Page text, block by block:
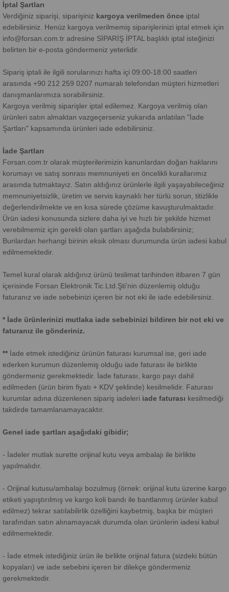
İptal Şartları
Verdiğiniz siparişi, siparişiniz kargoya verilmeden önce iptal
edebilirsiniz. Henüz kargoya verilmemiş siparişlerinizi iptal etmek için
info@forsan.com.tr adresine SİPARİŞ İPTAL başlıklı iptal isteğinizi
belirten bir e-posta göndermeniz yeterlidir.
Sipariş iptali ile ilgili sorularınızı hafta içi 09:00-18:00 saatleri
arasında +90 212 259 0207 numaralı telefondan müşteri hizmetleri
danışmanlarımıza sorabilirsiniz.
Kargoya verilmiş siparişler iptal edilemez. Kargoya verilmiş olan
ürünleri satın almaktan vazgeçerseniz yukarıda anlatılan "İade
Şartları" kapsamında ürünleri iade edebilirsiniz.
İade Şartları
Forsan.com.tr olarak müşterilerimizin kanunlardan doğan haklarını
korumayı ve satış sonrası memnuniyeti en öncelikli kurallarımız
arasında tutmaktayız. Satın aldığınız ürünlerle ilgili yaşayabileceğiniz
memnuniyetsizlik, üretim ve servis kaynaklı her türlü sorun, titizlikle
değerlendirilmekte ve en kısa sürede çözüme kavuşturulmaktadır.
Ürün iadesi konusunda sizlere daha iyi ve hızlı bir şekilde hizmet
verebilmemiz için gerekli olan şartları aşağıda bulabilirsiniz;
Bunlardan herhangi birinin eksik olması durumunda ürün iadesi kabul
edilmemektedir.
Temel kural olarak aldığınız ürünü teslimat tarihinden itibaren 7 gün
içerisinde Forsan Elektronik Tic.Ltd.Şti'nin düzenlemiş olduğu
faturanız ve iade sebebinizi içeren bir not eki ile iade edebilirsiniz.
* İade ürünlerinizi mutlaka iade sebebinizi bildiren bir not eki ve
faturanız ile gönderiniz.
** İade etmek istediğiniz ürünün faturası kurumsal ise, geri iade
ederken kurumun düzenlemiş olduğu iade faturası ile birlikte
göndermeniz gerekmektedir. İade faturası, kargo payı dahil
edilmeden (ürün birim fiyatı + KDV şeklinde) kesilmelidir. Faturası
kurumlar adına düzenlenen sipariş iadeleri iade faturası kesilmediği
takdirde tamamlanamayacaktır.
Genel iade şartları aşağıdaki gibidir;
- İadeler mutlak surette orijinal kutu veya ambalajı ile birlikte
yapılmalıdır.
- Orijinal kutusu/ambalajı bozulmuş (örnek: orijinal kutu üzerine kargo
etiketi yapıştırılmış ve kargo koli bandı ile bantlanmış ürünler kabul
edilmez) tekrar satılabilirlik özelliğini kaybetmiş, başka bir müşteri
tarafından satın alınamayacak durumda olan ürünlerin iadesi kabul
edilmemektedir.
- İade etmek istediğiniz ürün ile birlikte orijinal fatura (sizdeki bütün
kopyaları) ve iade sebebini içeren bir dilekçe göndermeniz
gerekmektedir.